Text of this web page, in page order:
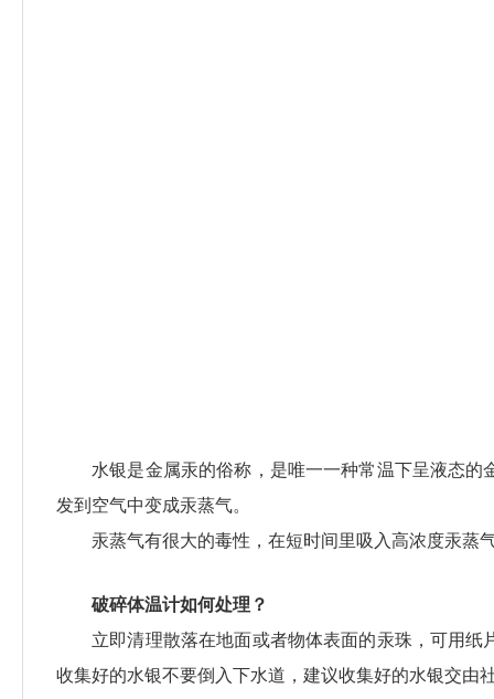
水银是金属汞的俗称，是唯一一种常温下呈液态的
发到空气中变成汞蒸气。
汞蒸气有很大的毒性，在短时间里吸入高浓度汞蒸气
破碎体温计如何处理？
立即清理散落在地面或者物体表面的汞珠，可用纸
收集好的水银不要倒入下水道，建议收集好的水银交由